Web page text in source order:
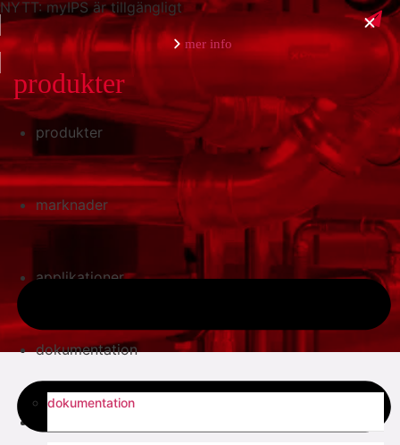
NYTT: myIPS är tillgängligt
mer info
stäng
produkter
marknader
applikationer
dokumentation
dokumentation
produkter
ventiler